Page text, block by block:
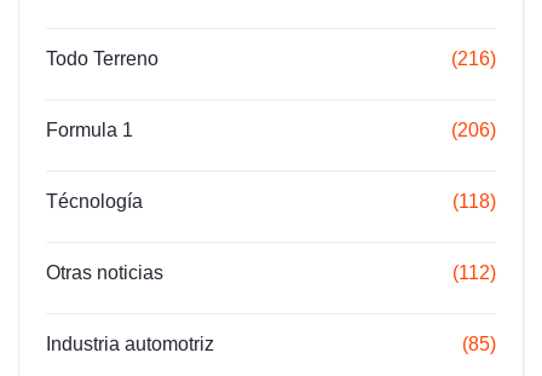
Todo Terreno (216)
Formula 1 (206)
Técnología (118)
Otras noticias (112)
Industria automotriz (85)